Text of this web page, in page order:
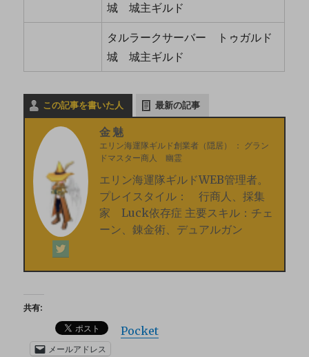
城 城主ギルド
タルラークサーバー トゥガルド
城 城主ギルド
この記事を書いた人 最新の記事
金魅
エリン海運隊ギルド創業者（隠居） ： グラン
ドマスター商人 幽霊
エリン海運隊ギルドWEB管理者。
プレイスタイル： 行商人、採集
家 Luck依存症 主要スキル：チェ
ーン、錬金術、デュアルガン
共有:
Pocket
メールアドレス